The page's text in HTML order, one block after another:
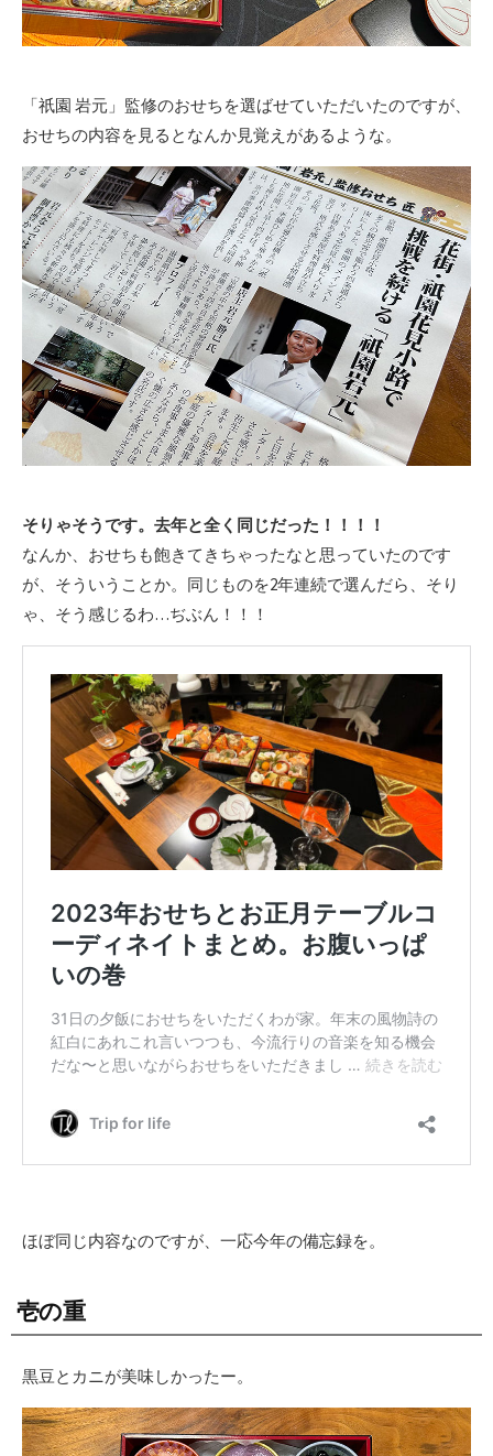
「祇園 岩元」監修のおせちを選ばせていただいたのですが、
おせちの内容を見るとなんか見覚えがあるような。
そりゃそうです。去年と全く同じだった！！！！
なんか、おせちも飽きてきちゃったなと思っていたのです
が、そういうことか。同じものを2年連続で選んだら、そり
ゃ、そう感じるわ…ぢぶん！！！
ほぼ同じ内容なのですが、一応今年の備忘録を。
壱の重
黒豆とカニが美味しかったー。